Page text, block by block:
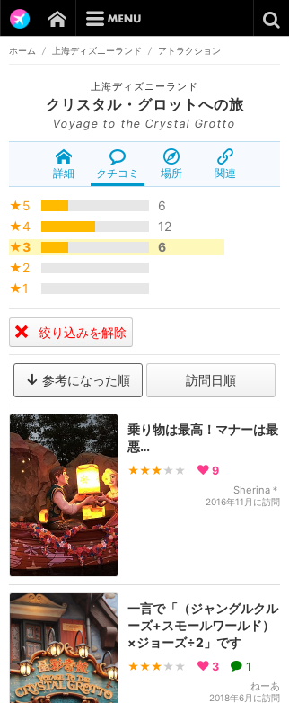
ホーム / 上海ディズニーランド / アトラクション
上海ディズニーランド
クリスタル・グロットへの旅
Voyage to the Crystal Grotto
詳細 クチコミ 場所 関連
★5
6
★4
12
★3
6
★2
★1
絞り込みを解除
参考になった順 訪問日順
乗り物は最高！マナーは最
悪…
★★★ ★★ 9
Sherina＊
2016年11月に訪問
一言で「（ジャングルクル
ーズ+スモールワールド）
×ジョーズ÷2」です
★★★ ★★ 3 1
ねーあ
2018年6月に訪問